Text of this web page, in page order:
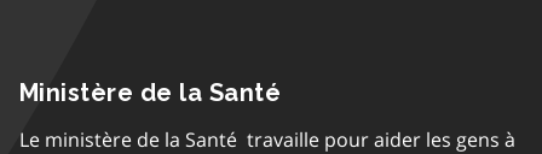
Ministère de la Santé
Le ministère de la Santé travaille pour aider les gens à